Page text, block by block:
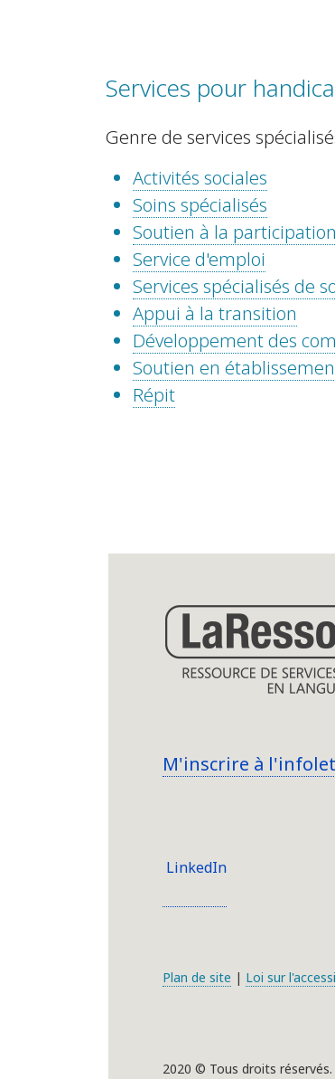
Services pour
Genre de services
Activités sociales
Soins spécialisés
Soutien à la
Service d'emploi
Services spécialisés de
Appui à la transition
Développement des
Soutien en
Répit
M'inscrire à
LinkedIn
Plan de site | Loi sur
2020 © Tous droits réservés.